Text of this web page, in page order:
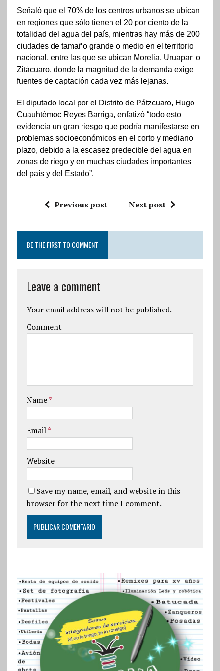
Señaló que el 70% de los centros urbanos se ubican
en regiones que sólo tienen el 20 por ciento de la
totalidad del agua del país, mientras hay más de 200
ciudades de tamaño grande o medio en el territorio
nacional, entre las que se ubican Morelia, Uruapan o
Zitácuaro, donde la magnitud de la demanda exige
fuentes de captación cada vez más lejanas.
El diputado local por el Distrito de Pátzcuaro, Hugo
Cuauhtémoc Reyes Barriga, enfatizó “todo esto
evidencia un gran riesgo que podría manifestarse en
problemas socioeconómicos en el corto y mediano
plazo, debido a la escasez predecible del agua en
zonas de riego y en muchas ciudades importantes
del país y del Estado”.
Previous post Next post
BE THE FIRST TO COMMENT
Leave a comment
Your email address will not be published.
Comment
Name*
Email*
Website
Save my name, email, and website in this
browser for the next time I comment.